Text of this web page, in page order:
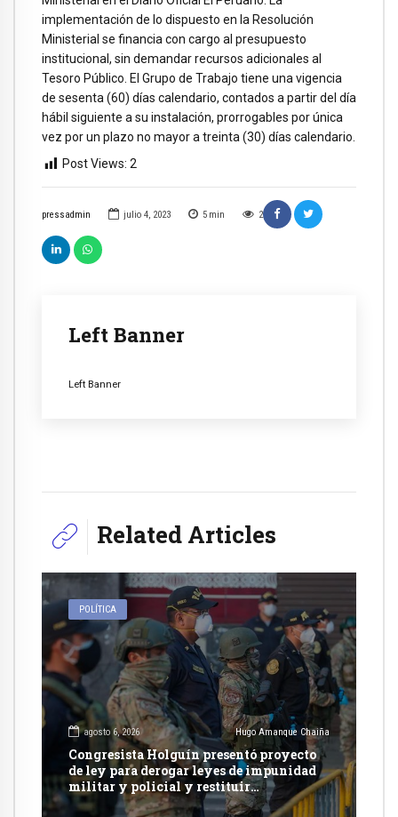
pressadmin julio 4, 2023 5 min 2
Left Banner
Left Banner
implementación de lo dispuesto en la Resolución
Ministerial se financia con cargo al presupuesto
institucional, sin demandar recursos adicionales al
Tesoro Público. El Grupo de Trabajo tiene una vigencia
de sesenta (60) días calendario, contados a partir del día
hábil siguiente a su instalación, prorrogables por única
vez por un plazo no mayor a treinta (30) días calendario.
Post Views: 2
Related Articles
POLÍTICA
agosto 6, 2026 Hugo Amanque Chaiña
Congresista Holguín presentó proyecto
de ley para derogar leyes de impunidad
militar y policial y restituir
competencia de justicia ordinaria